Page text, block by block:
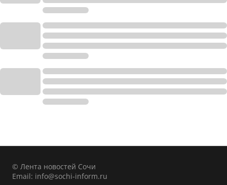
© Лента новостей Сочи
Email: info@sochi-inform.ru